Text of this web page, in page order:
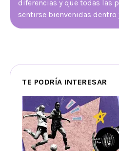
diferencias y que todas las
sentirse bienvenidas dentro
TE PODRÍA INTERESAR